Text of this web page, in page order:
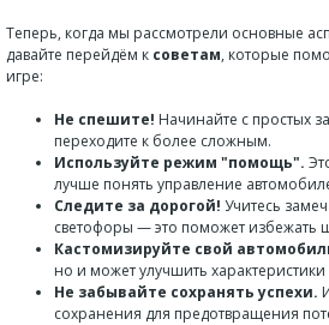
Теперь, когда мы рассмотрели основные
давайте перейдём к советам, которые
игре:
Не спешите! Начинайте с простых
переходите к более сложным.
Используйте режим "помощь".
лучше понять управление
Следите за дорогой! Учитесь
светофоры — это поможет избежать
Кастомизируйте свой
но и может улучшить
Не забывайте сохранять успехи.
сохранения для предотвращения